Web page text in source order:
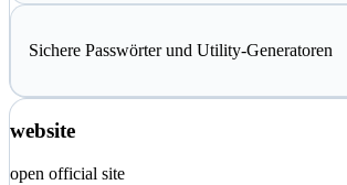
Sichere Passwörter und Utility-Generatoren
website
open official site